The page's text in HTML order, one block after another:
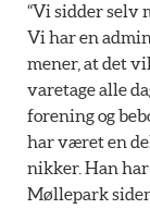
“Vi sidder selv
Vi har en
mener, at det
varetage alle
forening og
har været en
nikker. Han
Møllepark